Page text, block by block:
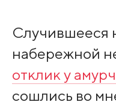
Случившееся
набережной
отклик у
сошлись во